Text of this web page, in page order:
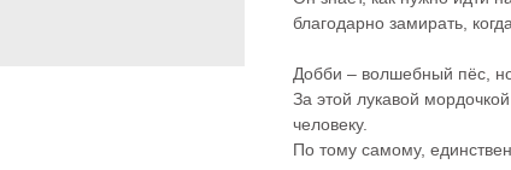
благодарно замирать,
Добби – волшебный пёс,
За этой лукавой
человеку.
По тому самому,